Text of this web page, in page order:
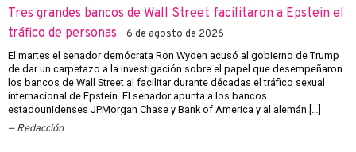
Tres grandes bancos de Wall Street facilitaron a Epstein el
tráfico de personas
6 de agosto de 2026
El martes el senador demócrata Ron Wyden acusó al gobierno de Trump
de dar un carpetazo a la investigación sobre el papel que desempeñaron
los bancos de Wall Street al facilitar durante décadas el tráfico sexual
internacional de Epstein. El senador apunta a los bancos
estadounidenses JPMorgan Chase y Bank of America y al alemán […]
Redacción